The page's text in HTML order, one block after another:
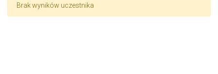
Brak wyników uczestnika